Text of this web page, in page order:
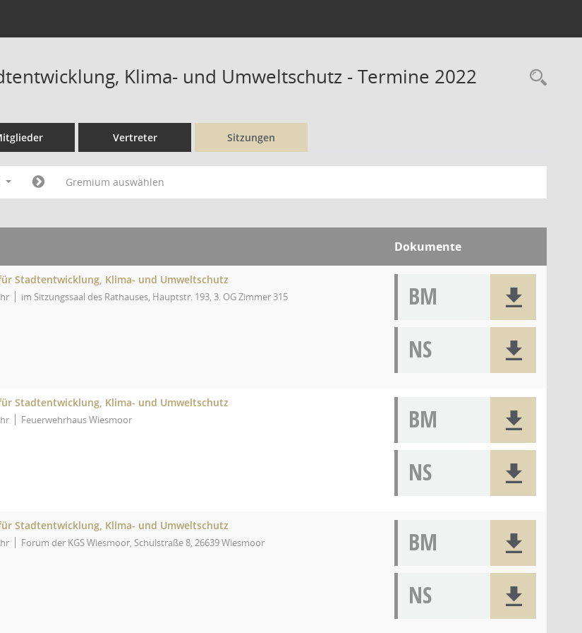
Klima- und Umweltschutz - Termine 2022
Vertreter Sitzungen
Gremium auswählen
Dokumente
Stadtentwicklung, Klima- und Umweltschutz
im Sitzungssaal des Rathauses, Hauptstr. 193, 3. OG Zimmer 315
BM
NS
Stadtentwicklung, Klima- und Umweltschutz
Feuerwehrhaus Wiesmoor
BM
NS
Stadtentwicklung, Klima- und Umweltschutz
Forum der KGS Wiesmoor, Schulstraße 8, 26639 Wiesmoor
BM
NS